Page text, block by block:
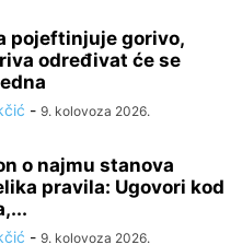
pojeftinjuje gorivo,
određivat će se
- 9. kolovoza 2026.
o najmu stanova
pravila: Ugovori kod
- 9. kolovoza 2026.